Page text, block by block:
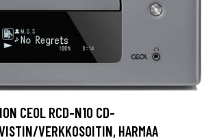
CEOL RCD-N10 CD-
VERKKOSOITIN, HARMAA